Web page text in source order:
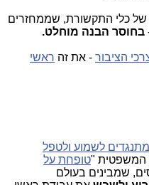
של כלי התקשורת, שממחזרים
בחוסר הבנה מוחלט.
הציבור - את זה ראשי
מתנגדים לשמוע ולטפל
המשפטית "טופחת על
שמבינים בעולם